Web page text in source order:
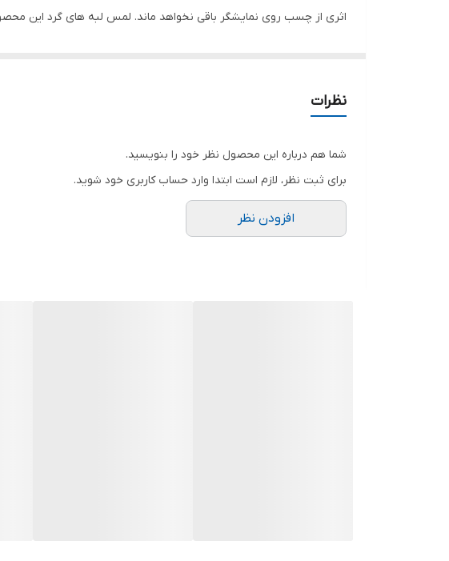
اثری از چسب روی نمایشگر باقی نخواهد ماند. لمس لبه های گرد این
نظرات
شما هم درباره این محصول نظر خود را بنویسید.
برای ثبت نظر، لازم است ابتدا وارد حساب کاربری خود شوید.
افزودن نظر